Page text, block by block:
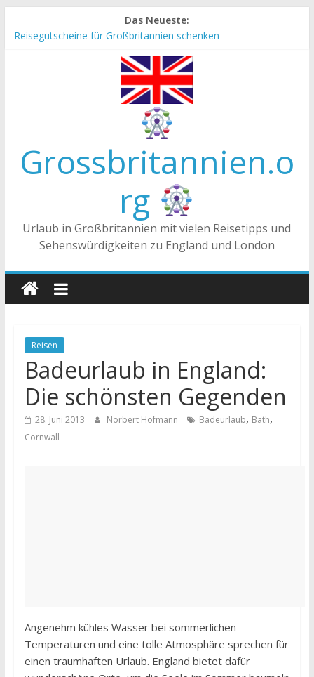
Inhalt
Das Neueste:
Reisegutscheine für Großbritannien schenken
Die Unterschiede zwischen Vereinigtes Königreich,
Großbritannien und England
Tea-Time – Was wird in Großbritannien getrunken?
Grossbritannien.o
rg
Urlaub in Großbritannien mit vielen Reisetipps und
Sehenswürdigkeiten zu England und London
Reisen
Badeurlaub in England:
Die schönsten Gegenden
28. Juni 2013 Norbert Hofmann Badeurlaub, Bath,
Cornwall
Angenehm kühles Wasser bei sommerlichen
Temperaturen und eine tolle Atmosphäre sprechen für
einen traumhaften Urlaub. England bietet dafür